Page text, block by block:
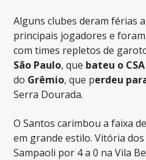
Alguns clubes deram férias
principais jogadores e
com times repletos de
São Paulo, que bateu o
do Grêmio, que perdeu
Serra Dourada.
O Santos carimbou a faixa
em grande estilo. Vitória
Sampaoli por 4 a 0 na Vila